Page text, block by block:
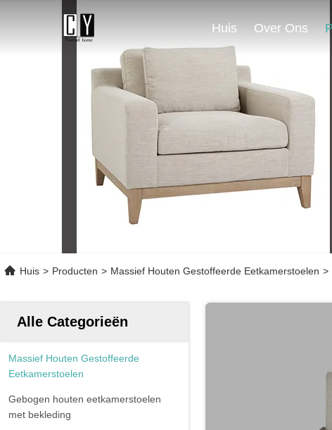
Huis Over Ons
Huis > Producten > Massief Houten Gestoffeerde Eetkamerstoelen >
Alle Categorieën
Massief Houten Gestoffeerde
Eetkamerstoelen
Gebogen houten eetkamerstoelen
met bekleding